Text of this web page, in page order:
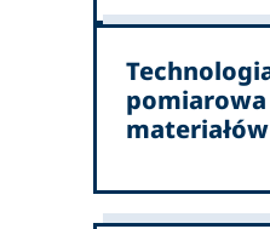
materiałów